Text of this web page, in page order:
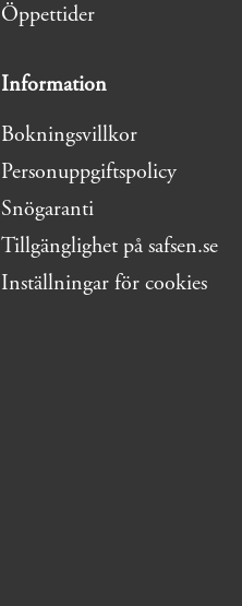
Öppettider
Information
Bokningsvillkor
Personuppgiftspolicy
Snögaranti
Tillgänglighet på safsen.se
Inställningar för cookies